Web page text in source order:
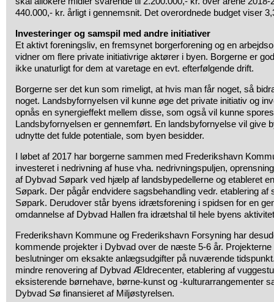
440.000,- kr. årligt i gennemsnit. Det overordnede budget viser
Investeringer og samspil med andre initiativer
Et aktivt foreningsliv, en fremsynet borgerforening og en
vidner om flere private initiativrige aktører i byen. Borgerne er
ikke unaturligt for dem at varetage en evt. efterfølgende drift.
Borgerne ser det kun som rimeligt, at hvis man får noget, så
noget. Landsbyfornyelsen vil kunne øge det private initiativ og
opnås en synergieffekt mellem disse, som også vil kunne
Landsbyfornyelsen er gennemført. En landsbyfornyelse vil give
udnytte det fulde potentiale, som byen besidder.
I løbet af 2017 har borgerne sammen med Frederikshavn
investeret i nedrivning af huse vha. nedrivningspuljen,
af Dybvad Søpark ved hjælp af landsbypedellerne og etableret
Søpark. Der pågår endvidere sagsbehandling vedr. etablering af
Søpark. Derudover står byens idrætsforening i spidsen for en
omdannelse af Dybvad Hallen fra idrætshal til hele byens
Frederikshavn Kommune og Frederikshavn Forsyning har
kommende projekter i Dybvad over de næste 5-6 år.
beslutninger om eksakte anlægsudgifter på nuværende
mindre renovering af Dybvad Ældrecenter, etablering af
eksisterende børnehave, børne-kunst og -kulturarrangementer
Dybvad Sø finansieret af Miljøstyrelsen.